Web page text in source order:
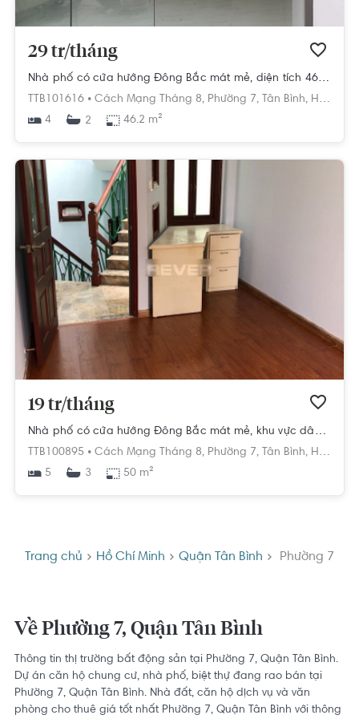
29 tr/tháng
Nhà phố có cửa hướng Đông Bắc mát mẻ, diện tích 46.2m2 rộng thoáng.
TTB101616 • Cách Mạng Tháng 8, Phường 7, Tân Bình, Hồ Chí Minh
4
2 46.2 m²
19 tr/tháng
Nhà phố có cửa hướng Đông Bắc mát mẻ, khu vực dân cư sầm uất.
TTB100895 • Cách Mạng Tháng 8, Phường 7, Tân Bình, Hồ Chí Minh
5
3 50 m²
Trang chủ Hồ Chí Minh Quận Tân Bình Phường 7
Về Phường 7, Quận Tân Bình
Thông tin thị trường bất động sản tại Phường 7, Quận Tân Bình.
Dự án căn hộ chung cư, nhà phố, biệt thự đang rao bán tại
Phường 7, Quận Tân Bình. Nhà đất, căn hộ dịch vụ và văn
phòng cho thuê giá tốt nhất Phường 7, Quận Tân Bình với thông